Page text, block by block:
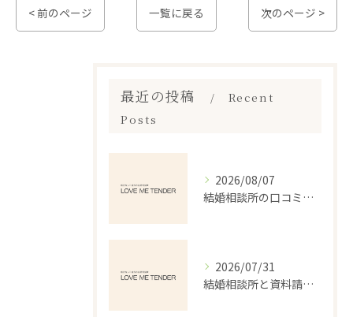
< 前のページ 一覧に戻る 次のページ >
最近の投稿
Recent
Posts
2026/08/07
結婚相談所の口コミランキングで本当に失敗しない選び方を徹底解説
2026/07/31
結婚相談所と資料請求で北海道千歳市勇舞の婚活を安心して始めるポイント